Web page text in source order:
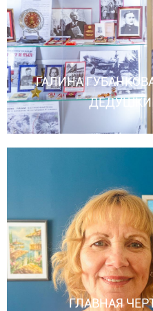
ГАЛИНА
ДЕДУШКИ
ГЛАВНАЯ